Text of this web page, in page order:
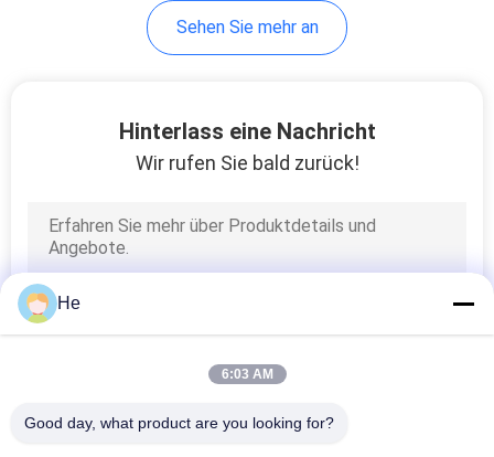
Sehen Sie mehr an
Hinterlass eine Nachricht
Wir rufen Sie bald zurück!
He
6:03 AM
Good day, what product are you looking for?